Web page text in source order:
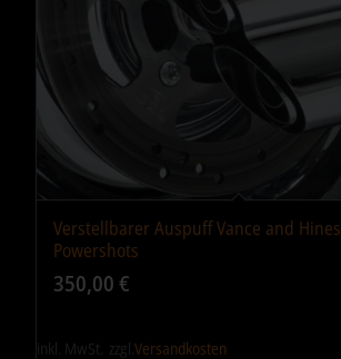
Verstellbarer Auspuff Vance and Hines
Powershots
350,00€
inkl. MwSt. zzgl.Versandkosten